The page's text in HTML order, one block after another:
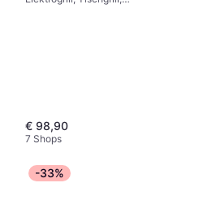
€ 98,90
7 Shops
-33%